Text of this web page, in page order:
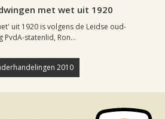
met wet uit 1920
uit 1920 is volgens de Leidse oud-
statenlid, Ron...
2010